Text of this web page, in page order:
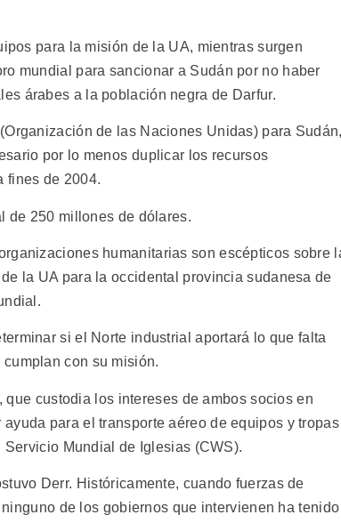
para la misión de la UA, mientras surgen
mundial para sancionar a Sudán por no haber
árabes a la población negra de Darfur.
de las Naciones Unidas) para
por lo menos duplicar los recursos
fines de 2004.
de 250 millones de dólares.
humanitarias son escépticos sobre
la UA para la occidental provincia sudanesa de
si el Norte industrial aportará lo que falta
con su misión.
custodia los intereses de ambos socios en
para el transporte aéreo de equipos y tropas
Mundial de Iglesias (CWS).
Derr. Históricamente, cuando fuerzas de
de los gobiernos que intervienen ha tenido